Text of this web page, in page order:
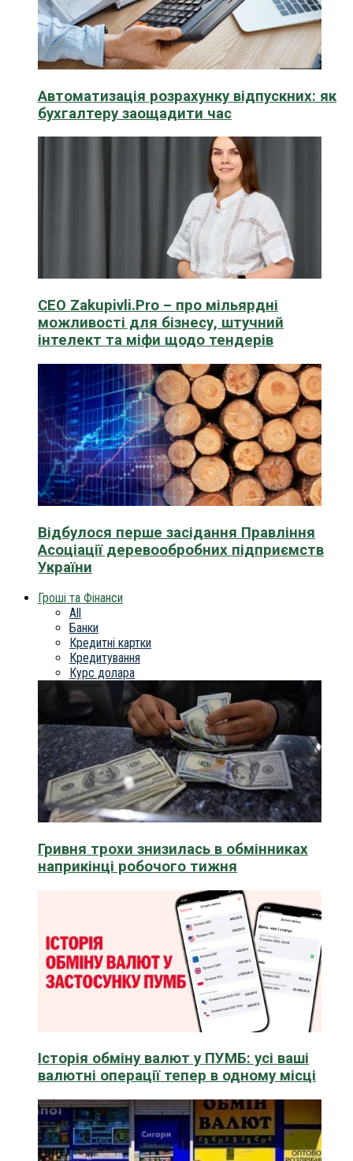
Автоматизація розрахунку відпускних: як
бухгалтеру заощадити час
CEO Zakupivli.Pro – про мільярдні
можливості для бізнесу, штучний
інтелект та міфи щодо тендерів
Відбулося перше засідання Правління
Асоціації деревообробних підприємств
України
Гроші та Фінанси
All
Банки
Кредитні картки
Кредитування
Курс долара
Гривня трохи знизилась в обмінниках
наприкінці робочого тижня
Історія обміну валют у ПУМБ: усі ваші
валютні операції тепер в одному місці